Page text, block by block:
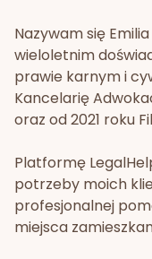
Nazywam się
wieloletnim
prawie karnym i
Kancelarię
oraz od 2021 roku
Platformę
potrzeby moich
profesjonalnej
miejsca